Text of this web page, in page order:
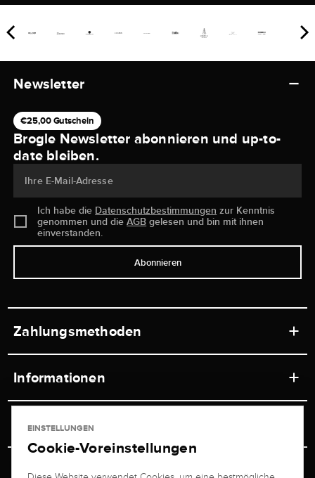
Newsletter
€25,00 Gutschein
Brogle Newsletter abonnieren und up-to-
date bleiben.
Ihre E-Mail-Adresse
Ich habe die Datenschutzbestimmungen zur Kenntnis
genommen und dieAGB gelesen und bin mit ihnen
einverstanden.
Abonnieren
Zahlungsmethoden
Informationen
Ladengeschäft
Versand & Zahlung
Service
Juwelier Brogle
EINSTELLUNGEN
Cookie-Voreinstellungen